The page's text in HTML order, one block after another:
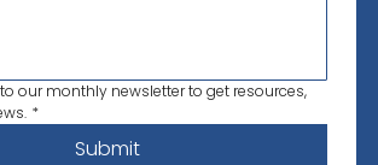
our monthly newsletter to get resources,
*
Submit